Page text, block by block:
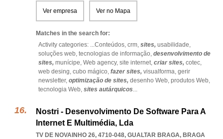
Ver empresa Ver no Mapa
Matches in the search for:
Activity categories: ...Conteúdos, crm, sites, usabilidade,
soluções web, tecnologias de informação, desenvolvimento de
sites, munícipe, Web agency, site internet, criar sites, cotec,
web desing, cubo mágico, fazer sites, visualforma, gerir
newsletter, optimização de sites, desenho Web, produtos Web,
tecnologia Web, sites autárquicos...
Nostri - Desenvolvimento De Software Para A
Internet E Multimédia, Lda
TV DE NOVAINHO 26, 4710-048, GUALTAR BRAGA, BRAGA